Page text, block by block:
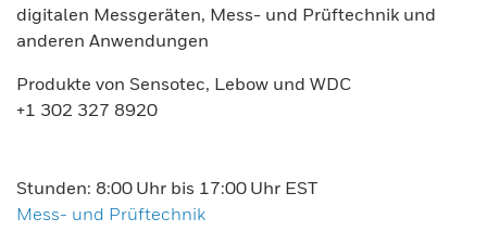
digitalen Messgeräten, Mess- und Prüftechnik und
anderen Anwendungen
Produkte von Sensotec, Lebow und WDC
+1 302 327 8920
Stunden: 8:00 Uhr bis 17:00 Uhr EST
Mess- und Prüftechnik